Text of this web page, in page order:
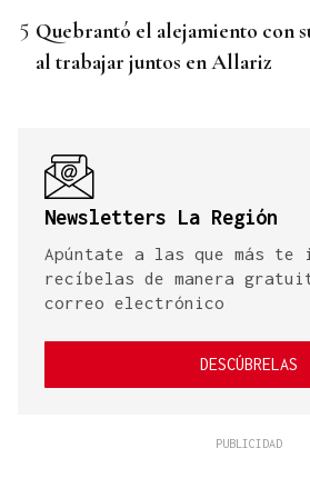
Quebrantó el alejamiento con
al trabajar juntos en Allariz
Newsletters La Región
Apúntate a las que más te
recíbelas de manera
correo electrónico
DESCÚBRELAS